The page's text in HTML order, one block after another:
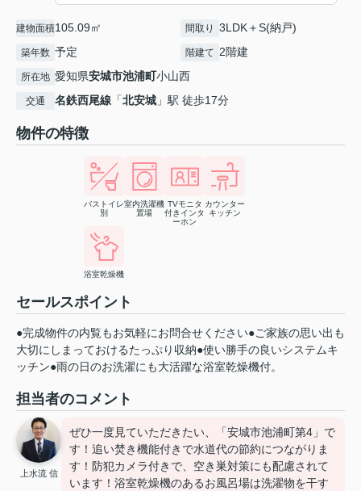
建物面積105.09㎡ 間取り 3LDK＋S(納戸)
築年数 予定 階建て 2階建
所在地 愛知県安城市池浦町小山西
交通 名鉄西尾線 「北安城 」駅 徒歩17分
物件の特徴
バストイレ
別
室内洗濯機
置場
TVモニタ
付きインタ
ーホン
カウンター
キッチン
浴室乾燥機
セールスポイント
●完成物件の内覧もお気軽にお問合せください●ご家族の思い出も
大切にしまっておけるたっぷり収納●使い勝手の良いシステムキ
ッチン●雨の日のお洗濯にも大活躍な浴室乾燥機付。
担当者のコメント
上水流 信
ぜひ一度見ていただきたい、「安城市池浦町第4」で
す！追い焚き機能付きで水道代の節約につながりま
す！防犯カメラ付きで、空き巣対策にも配慮されて
います！浴室乾燥機のあるお風呂場は洗濯物を干す